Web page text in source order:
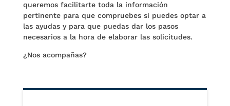
queremos facilitarte toda la información
pertinente para que compruebes si puedes optar a
las ayudas y para que puedas dar los pasos
necesarios a la hora de elaborar las solicitudes.
¿Nos acompañas?